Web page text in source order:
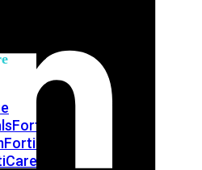
FortiCare
FortiCare